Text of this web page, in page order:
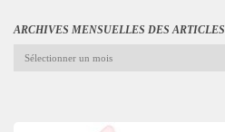
ARCHIVES MENSUELLES DES ARTICLES